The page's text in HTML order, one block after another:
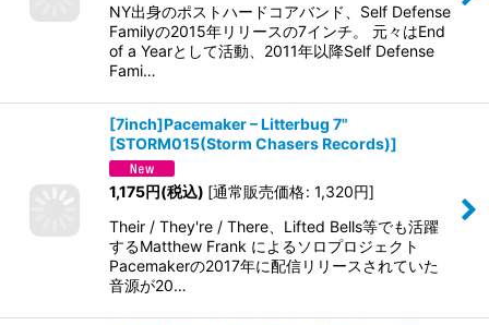
NY出身のポストハードコアバンド、Self Defense
Familyの2015年リリースの7インチ。 元々はEnd
of a Yearとして活動、2011年以降Self Defense
Fami…
[7inch]Pacemaker – Litterbug 7"
[STORM015(Storm Chasers Records)]
1,175円(税込) [通常販売価格: 1,320円]
Their / They're / There、Lifted Bells等でも活躍
するMatthew Frank によるソロプロジェクト
Pacemakerの2017年に配信リリースされていた
音源が20…